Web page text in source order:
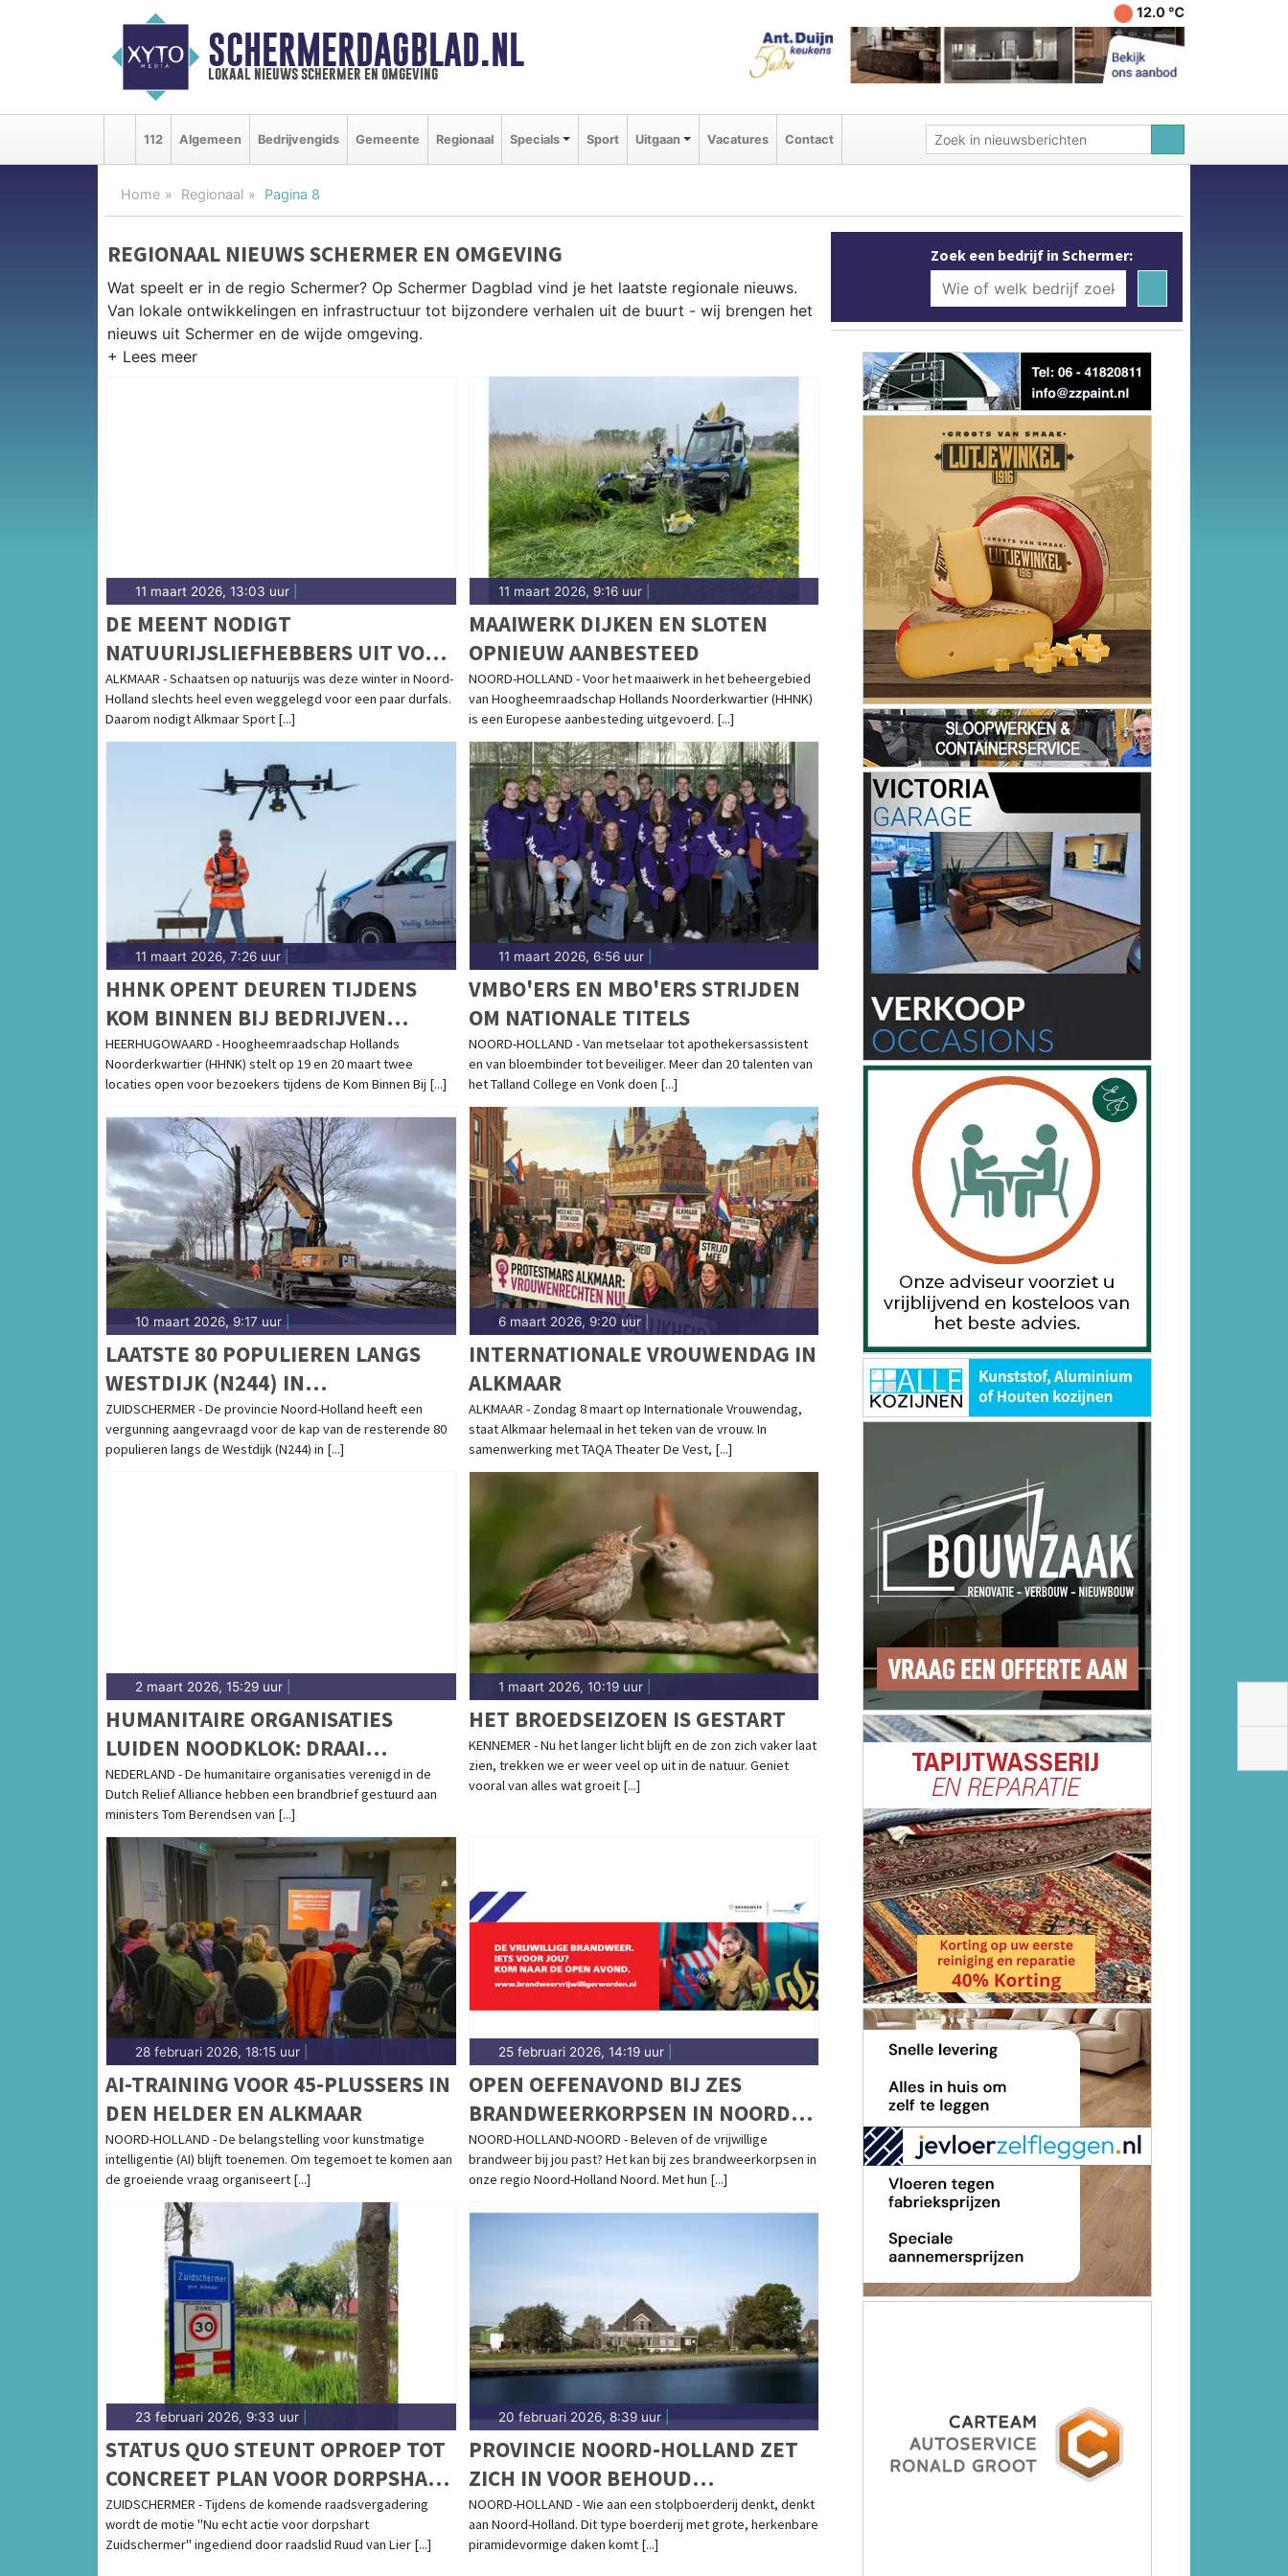
SCHERMERDAGBLAD.NL
lokaal nieuws schermer en omgeving
12.0 ℃
112 Algemeen Bedrijvengids Gemeente Regionaal Specials Sport Uitgaan Vacatures Contact
Home Regionaal Pagina 8
REGIONAAL NIEUWS SCHERMER EN OMGEVING
Wat speelt er in de regio Schermer? Op Schermer Dagblad vind je het laatste regionale nieuws.
Van lokale ontwikkelingen en infrastructuur tot bijzondere verhalen uit de buurt - wij brengen het
nieuws uit Schermer en de wijde omgeving.
Naast de Schermer volgen wij ook het nieuws uit Alkmaar, Heiloo, Langedijk en andere
11 maart 2026, 13:03 uur
DE MEENT NODIGT
NATUURIJSLIEFHEBBERS UIT VOOR
LAATSTE SCHAATSWEEK
ALKMAAR - Schaatsen op natuurijs was deze winter in Noord-
Holland slechts heel even weggelegd voor een paar durfals.
Daarom nodigt Alkmaar Sport [...]
11 maart 2026, 9:16 uur|
MAAIWERK DIJKEN EN SLOTEN
OPNIEUW AANBESTEED
NOORD-HOLLAND - Voor het maaiwerk in het beheergebied
van Hoogheemraadschap Hollands Noorderkwartier (HHNK)
is een Europese aanbesteding uitgevoerd. [...]
11 maart 2026, 7:26 uur
HHNK OPENT DEUREN TIJDENS
KOM BINNEN BIJ BEDRIJVEN
DAGEN
HEERHUGOWAARD - Hoogheemraadschap Hollands
Noorderkwartier (HHNK) stelt op 19 en 20 maart twee
locaties open voor bezoekers tijdens de Kom Binnen Bij [...]
11 maart 2026, 6:56 uur|
VMBO'ERS EN MBO'ERS STRIJDEN
OM NATIONALE TITELS
NOORD-HOLLAND - Van metselaar tot apothekersassistent
en van bloembinder tot beveiliger. Meer dan 20 talenten van
het Talland College en Vonk doen [...]
10 maart 2026, 9:17 uur
LAATSTE 80 POPULIEREN LANGS
WESTDIJK (N244) IN
ZUIDSCHERMER VERWIJDERD VOOR
VERKEERSVEILIGHEID
ZUIDSCHERMER - De provincie Noord-Holland heeft een
vergunning aangevraagd voor de kap van de resterende 80
populieren langs de Westdijk (N244) in [...]
6 maart 2026, 9:20 uur|
INTERNATIONALE VROUWENDAG IN
ALKMAAR
ALKMAAR - Zondag 8 maart op Internationale Vrouwendag,
staat Alkmaar helemaal in het teken van de vrouw. In
samenwerking met TAQA Theater De Vest, [...]
2 maart 2026, 15:29 uur
HUMANITAIRE ORGANISATIES
LUIDEN NOODKLOK: DRAAI
SLUITING AMBASSADE ZUID-
SOEDAN TERUG
NEDERLAND - De humanitaire organisaties verenigd in de
Dutch Relief Alliance hebben een brandbrief gestuurd aan
ministers Tom Berendsen van [...]
1 maart 2026, 10:19 uur|
HET BROEDSEIZOEN IS GESTART
KENNEMER - Nu het langer licht blijft en de zon zich vaker laat
zien, trekken we er weer veel op uit in de natuur. Geniet
vooral van alles wat groeit [...]
28 februari 2026, 18:15 uur
AI-TRAINING VOOR 45-PLUSSERS IN
DEN HELDER EN ALKMAAR
NOORD-HOLLAND - De belangstelling voor kunstmatige
intelligentie (AI) blijft toenemen. Om tegemoet te komen aan
de groeiende vraag organiseert [...]
25 februari 2026, 14:19 uur|
OPEN OEFENAVOND BIJ ZES
BRANDWEERKORPSEN IN NOORD-
HOLLAND NOORD
WERVINGSCAMPAGNE VANAF 1
NOORD-HOLLAND-NOORD - Beleven of de vrijwillige
brandweer bij jou past? Het kan bij zes brandweerkorpsen in
onze regio Noord-Holland Noord. Met hun [...]
23 februari 2026, 9:33 uur
STATUS QUO STEUNT OPROEP TOT
CONCREET PLAN VOOR DORPSHART
ZUIDSCHERMER
ZUIDSCHERMER - Tijdens de komende raadsvergadering
wordt de motie "Nu echt actie voor dorpshart
Zuidschermer" ingediend door raadslid Ruud van Lier [...]
20 februari 2026, 8:39 uur|
PROVINCIE NOORD-HOLLAND ZET
ZICH IN VOOR BEHOUD
STOLPBOERDERIJEN
NOORD-HOLLAND - Wie aan een stolpboerderij denkt, denkt
aan Noord-Holland. Dit type boerderij met grote, herkenbare
piramidevormige daken komt [...]
Zoek een bedrijf in Schermer: